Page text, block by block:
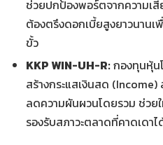
ช่วยปกป้องพอร์ตจากความเ
ต้องตรึงดอกเบี้ยสูงยาวนาน
ขั้ว
KKP WIN-UH-R:กองทุนหุ้น
สร้างกระแสเงินสด
ลดความผันผวนโดยรวม ช่วย
รองรับสภาวะตลาดที่คาดเดา